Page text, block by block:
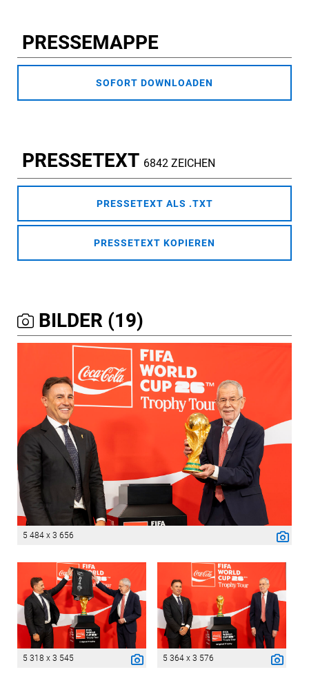
PRESSEMAPPE
SOFORT DOWNLOADEN
PRESSETEXT 6842 ZEICHEN
PRESSETEXT ALS .TXT
PRESSETEXT KOPIEREN
BILDER (19)
5 484 x 3 656
5 318 x 3 545 5 364 x 3 576